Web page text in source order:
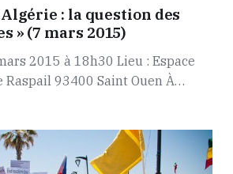
: la question des
» (7 mars 2015)
2015 à 18h30 Lieu : Espace
Raspail 93400 Saint Ouen À…